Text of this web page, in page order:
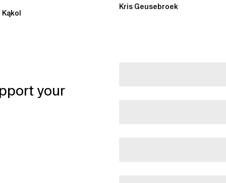
Kris Geusebroek
your